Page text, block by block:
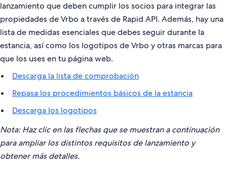
lanzamiento que deben cumplir los socios para integrar las
propiedades de Vrbo a través de Rapid API. Además, hay una
lista de medidas esenciales que debes seguir durante la
estancia, así como los logotipos de Vrbo y otras marcas para
que los uses en tu página web.
Descarga la lista de comprobación
Repasa los procedimientos básicos de la estancia
Descarga los logotipos
Nota: Haz clic en las flechas que se muestran a continuación
para ampliar los distintos requisitos de lanzamiento y
obtener más detalles.